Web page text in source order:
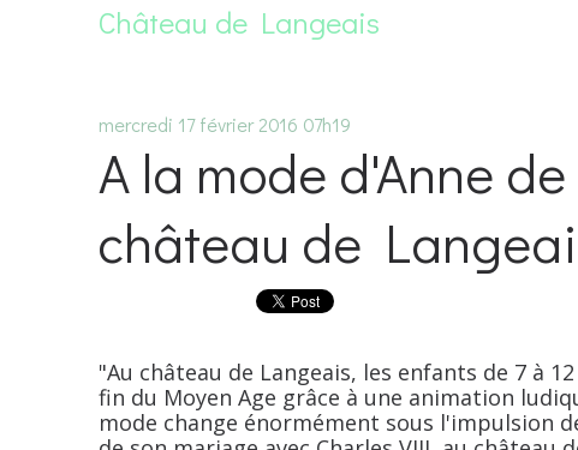
Château de Langeais
mercredi 17 février 2016 07h19
A la mode d'Anne
château de
"Au château de Langeais, les enfants de 7 à
fin du Moyen Age grâce à une animation
mode change énormément sous l'impulsion